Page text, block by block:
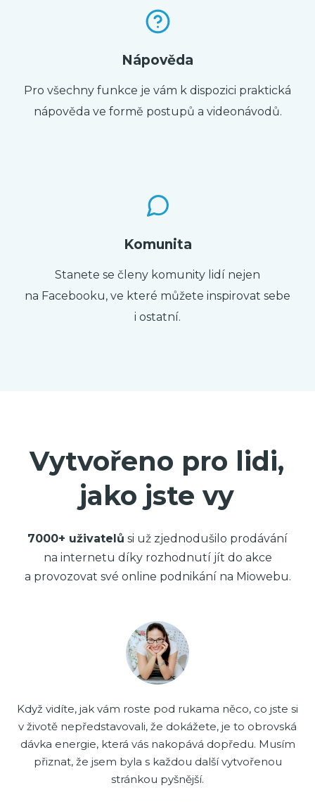
Nápověda
Pro všechny funkce je vám k dispozici praktická
nápověda ve formě postupů a videonávodů.
Komunita
Stanete se členy komunity lidí nejen
na Facebooku, ve které můžete inspirovat sebe
i ostatní.
Vytvořeno pro lidi,
jako jste vy
7000+ uživatelů si už zjednodušilo prodávání
na internetu díky rozhodnutí jít do akce
a provozovat své online podnikání na Miowebu.
Když vidíte, jak vám roste pod rukama něco, co jste si
v životě nepředstavovali, že dokážete, je to obrovská
dávka energie, která vás nakopává dopředu. Musím
přiznat, že jsem byla s každou další vytvořenou
stránkou pyšnější.